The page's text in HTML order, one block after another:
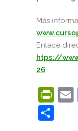
Más
Enlace
htps://
26